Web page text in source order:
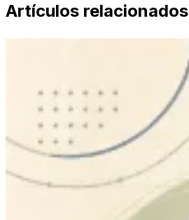
Artículos relacionados